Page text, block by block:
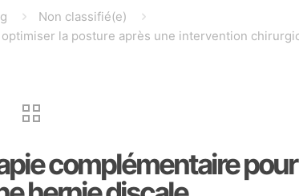
Non classifié(e)
la posture après une intervention
complémentaire